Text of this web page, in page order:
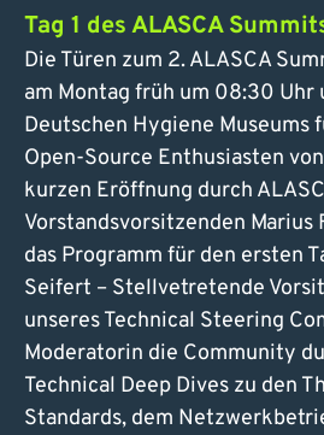
Tag 1 des ALASCA
Die Türen zum 2. ALASCA
am Montag früh um 08:30 Uhr
Deutschen Hygiene Museums
Open-Source Enthusiasten
kurzen Eröffnung durch
Vorstandsvorsitzenden Marius
das Programm für den ersten
Seifert – Stellvetretende
unseres Technical Steering
Moderatorin die Community
Technical Deep Dives zu den
Standards, dem